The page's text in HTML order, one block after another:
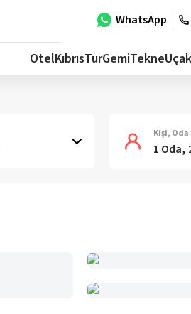
WhatsApp
OtelKıbrısTurGemiTekneUçak
Kişi, Oda
1 Oda,